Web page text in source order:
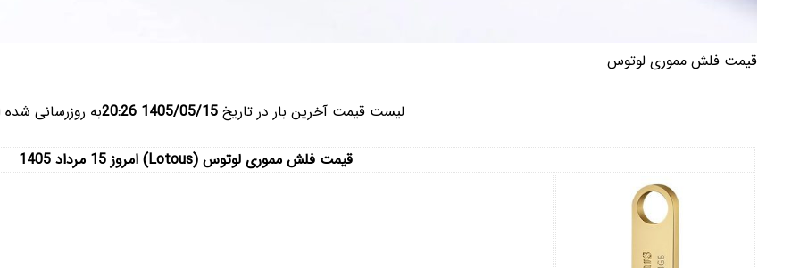
قیمت فلش مموری لوتوس
لیست قیمت آخرین بار در تاریخ1405/05/15 20:26 به روزرسانی
قیمت فلش مموری لوتوس (Lotous) امروز 15 مرداد 1405